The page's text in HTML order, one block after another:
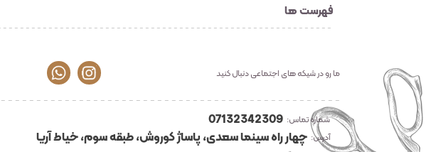
فهرست ها
ما رو در شیکه های اجتماعی دنبال کنید
شماره تماس: 07132342309
آدرس: چهار راه سینما سعدی، پاساژ کوروش، طبقه سوم، خیاط آریا